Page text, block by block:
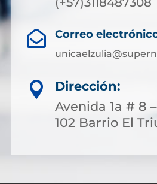
 Correo

Dirección:
Avenida 1a # 8
102 Barrio El